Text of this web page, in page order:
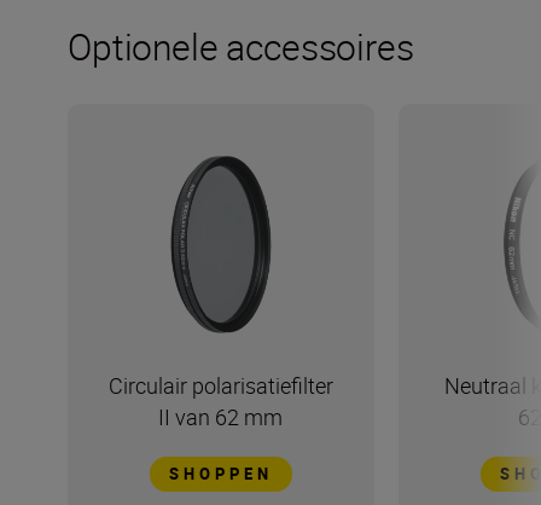
Optionele accessoires
Circulair polarisatiefilter
II van 62 mm
SHOPPEN
Neutraal